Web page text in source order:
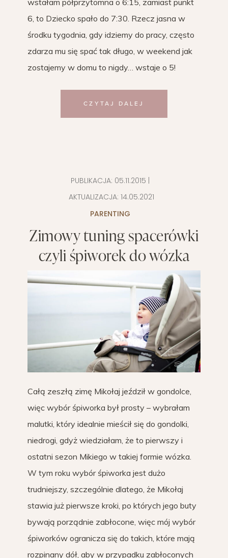
wstałam półprzytomna o 6:15, zamiast punkt
6, to Dziecko spało do 7:30. Rzecz jasna w
środku tygodnia, gdy idziemy do pracy, często
zdarza mu się spać tak długo, w weekend jak
zostajemy w domu to nigdy… wstaje o 5!
CZYTAJ DALEJ
PUBLIKACJA: 05.11.2015
AKTUALIZACJA: 14.05.2021
PARENTING
Zimowy tuning spacerówki
czyli śpiworek do wózka
Całą zeszłą zimę Mikołaj jeździł w gondolce,
więc wybór śpiworka był prosty – wybrałam
malutki, który idealnie mieścił się do gondolki,
niedrogi, gdyż wiedziałam, że to pierwszy i
ostatni sezon Mikiego w takiej formie wózka.
W tym roku wybór śpiworka jest dużo
trudniejszy, szczególnie dlatego, że Mikołaj
stawia już pierwsze kroki, po których jego buty
bywają porządnie zabłocone, więc mój wybór
śpiworków ogranicza się do takich, które mają
rozpinany dół, aby w przypadku zabłoconych